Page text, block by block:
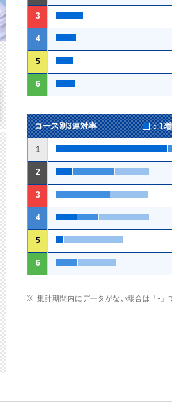
3
4
5
6
コース別3連対率 ：1
1
2
3
4
5
6
集計期間内にデータがない場合は「-」